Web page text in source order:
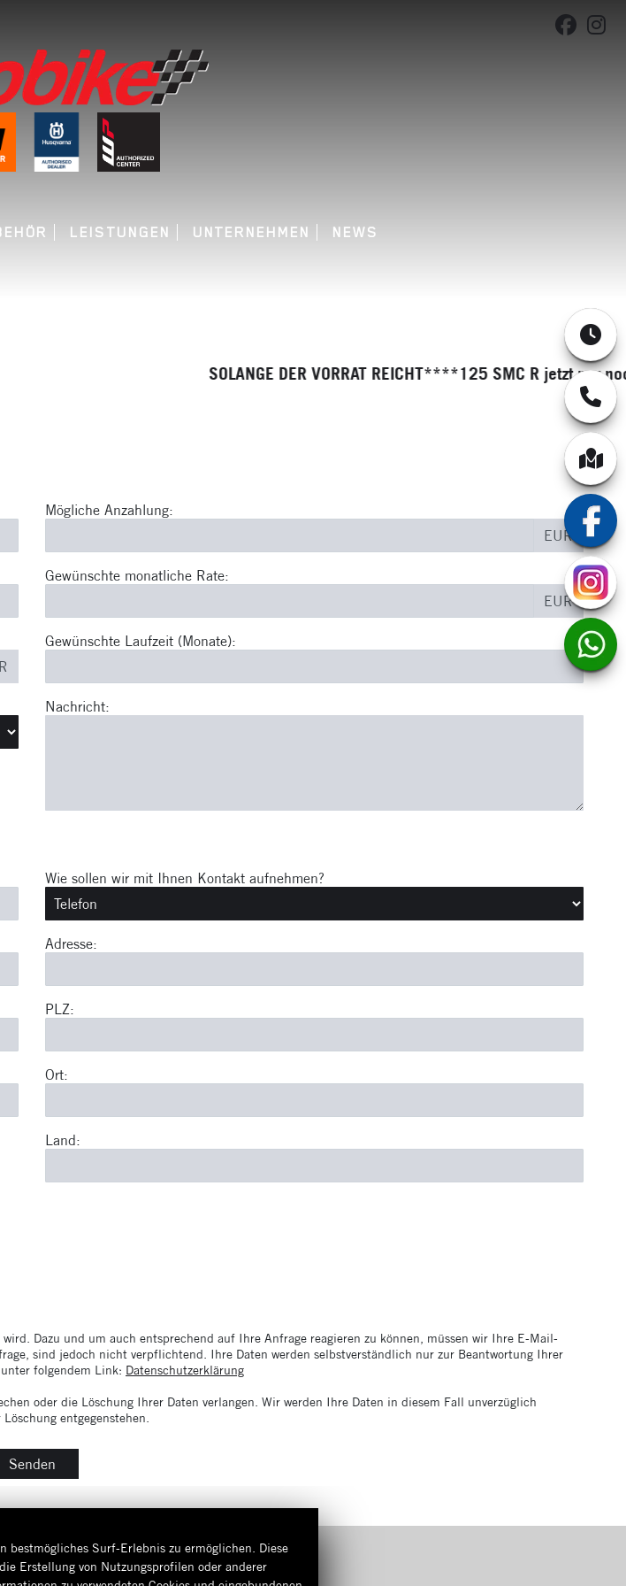
LEISTUNGEN UNTERNEHMEN NEWS
SOLANGE DER VORRAT REICHT****125 SMC R jetzt nur
Mögliche Anzahlung:
EUR
Gewünschte monatliche Rate:
EUR
Gewünschte Laufzeit (Monate):
Nachricht:
Wie sollen wir mit Ihnen Kontakt aufnehmen?
Adresse:
PLZ:
Ort:
Land:
Dazu und um auch entsprechend auf Ihre Anfrage reagieren zu können, müssen wir Ihre E-Mail-
sind jedoch nicht verpflichtend. Ihre Daten werden selbstverständlich nur zur Beantwortung Ihrer
folgendem Link: Datenschutzerklärung
oder die Löschung Ihrer Daten verlangen. Wir werden Ihre Daten in diesem Fall unverzüglich
entgegenstehen.
Senden
bestmögliches Surf-Erlebnis zu ermöglichen. Diese
Erstellung von Nutzungsprofilen oder anderer